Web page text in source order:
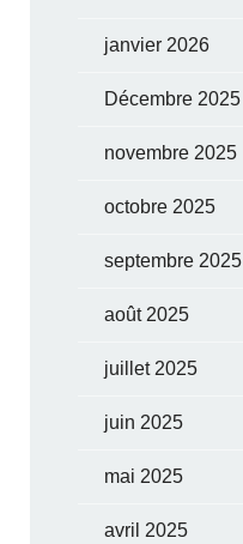
janvier 2026
Décembre 2025
novembre 2025
octobre 2025
septembre 2025
août 2025
juillet 2025
juin 2025
mai 2025
avril 2025